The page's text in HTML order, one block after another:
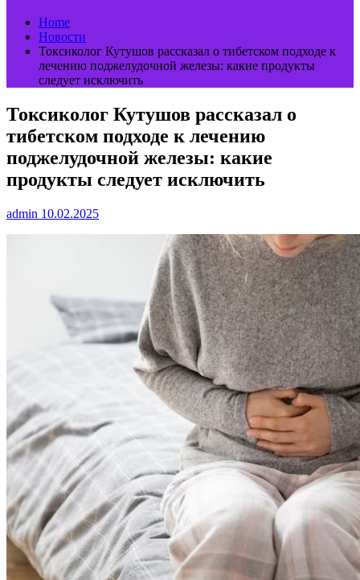
Home
Новости
Токсиколог Кутушов рассказал о тибетском подходе к
лечению поджелудочной железы: какие продукты
следует исключить
Токсиколог Кутушов рассказал о
тибетском подходе к лечению
поджелудочной железы: какие
продукты следует исключить
admin 10.02.2025